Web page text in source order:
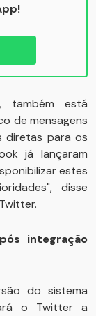
também está
de mensagens
diretas para os
já lançaram
estes
disse
integração
do sistema
o Twitter a